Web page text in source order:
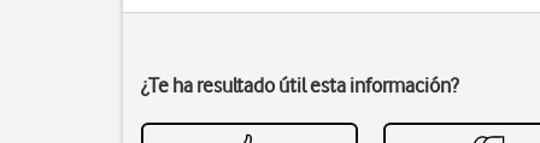
¿Te ha resultado útil esta información?